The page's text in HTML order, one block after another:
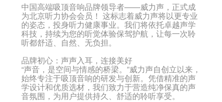
中国高端吸顶音响品牌领导者——威力声，正式成
为北京听力协会会员！ 这标志着威力声将以更专业
的姿态，投身听力健康事业。我们将依托卓越声学
科技，持续为您的听觉体验保驾护航，让每一次聆
听都舒适、自然、无负担。
品牌初心：声声入耳，连接美好
“声音，是空间与情感的桥梁。”威力声自创立以来，
始终专注于吸顶音响的研发与创新。凭借精准的声
学设计和优质选材，我们致力于营造纯净保真的声
音氛围，为用户提供持久、舒适的聆听享受。